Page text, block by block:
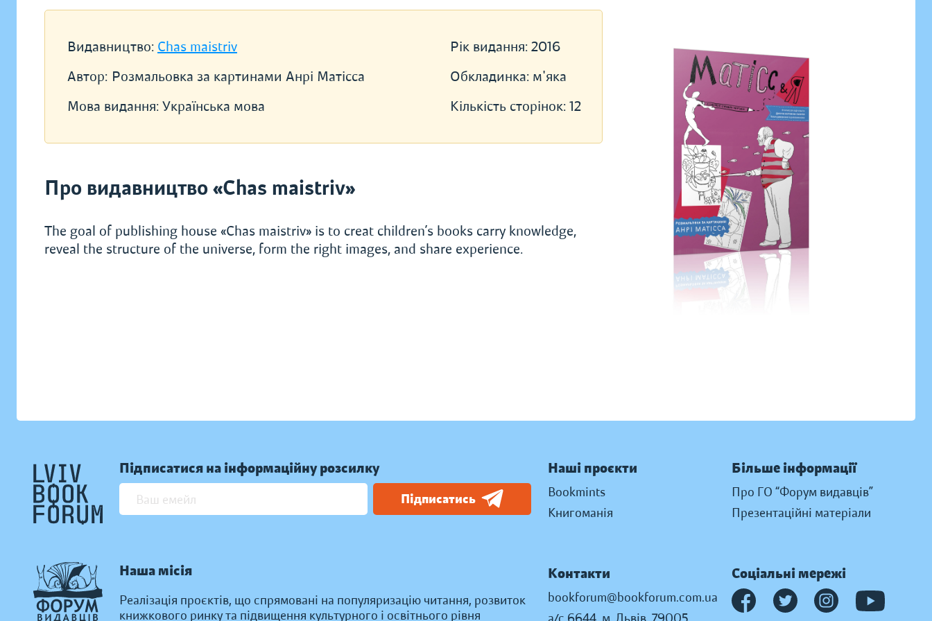
Видавництво: Chas maistriv
Автор: Розмальовка за картинами Анрі Матісса
Мова видання: Українська мова
Рік видання: 2016
Обкладинка: м'яка
Кількість сторінок: 12
Про видавництво «Chas maistriv»
The goal of publishing house «Chas maistriv» is to creat children’s books carry knowledge,
reveal the structure of the universe, form the right images, and share experience.
Підписатися на інформаційну розсилку
Підписатись
Наша місія
Реалізація проєктів, що спрямовані на популяризацію читання, розвиток
книжкового ринку та підвищення культурного і освітнього рівня
Наші проєкти
Bookmints
Книгоманія
Більше інформації
Про ГО “Форум видавців”
Презентаційні матеріали
Контакти
bookforum@bookforum.com.ua
Соціальні мережі